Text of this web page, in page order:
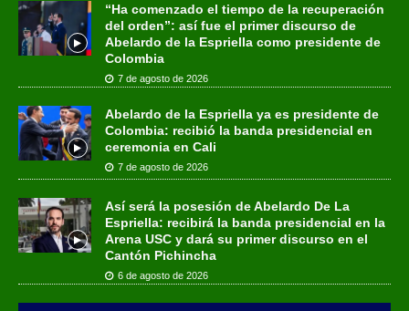
“Ha comenzado el tiempo de la recuperación
del orden”: así fue el primer discurso de
Abelardo de la Espriella como presidente de
Colombia
7 de agosto de 2026
Abelardo de la Espriella ya es presidente de
Colombia: recibió la banda presidencial en
ceremonia en Cali
7 de agosto de 2026
Así será la posesión de Abelardo De La
Espriella: recibirá la banda presidencial en la
Arena USC y dará su primer discurso en el
Cantón Pichincha
6 de agosto de 2026